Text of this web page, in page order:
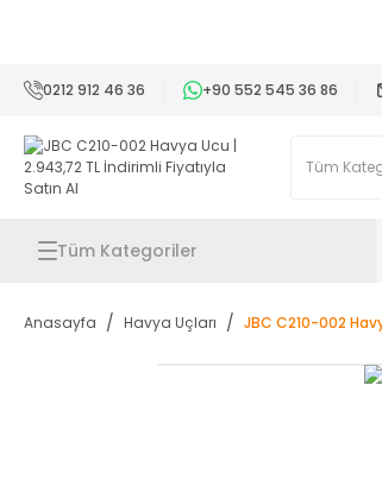
0212 912 46 36 +90 552 545 36 86
Tüm Kategoriler
Anasayfa Havya Uçları JBC C210-002